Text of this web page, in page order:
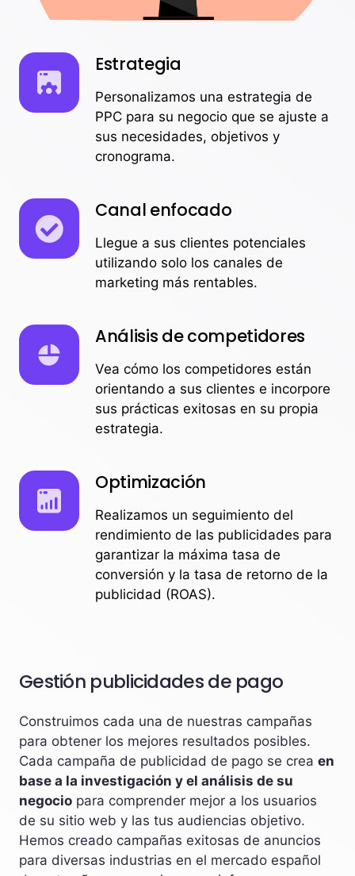
Estrategia
Personalizamos una estrategia de
PPC para su negocio que se ajuste a
sus necesidades, objetivos y
cronograma.
Canal enfocado
Llegue a sus clientes potenciales
utilizando solo los canales de
marketing más rentables.
Análisis de competidores
Vea cómo los competidores están
orientando a sus clientes e incorpore
sus prácticas exitosas en su propia
estrategia.
Optimización
Realizamos un seguimiento del
rendimiento de las publicidades para
garantizar la máxima tasa de
conversión y la tasa de retorno de la
publicidad (ROAS).
Gestión publicidades de pago
Construimos cada una de nuestras campañas
para obtener los mejores resultados posibles.
Cada campaña de publicidad de pago se crea en
base a la investigación y el análisis de su
negociopara comprender mejor a los usuarios
de su sitio web y las tus audiencias objetivo.
Hemos creado campañas exitosas de anuncios
para diversas industrias en el mercado español